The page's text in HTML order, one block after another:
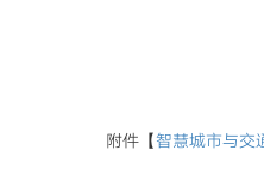
附件【智慧城市与交